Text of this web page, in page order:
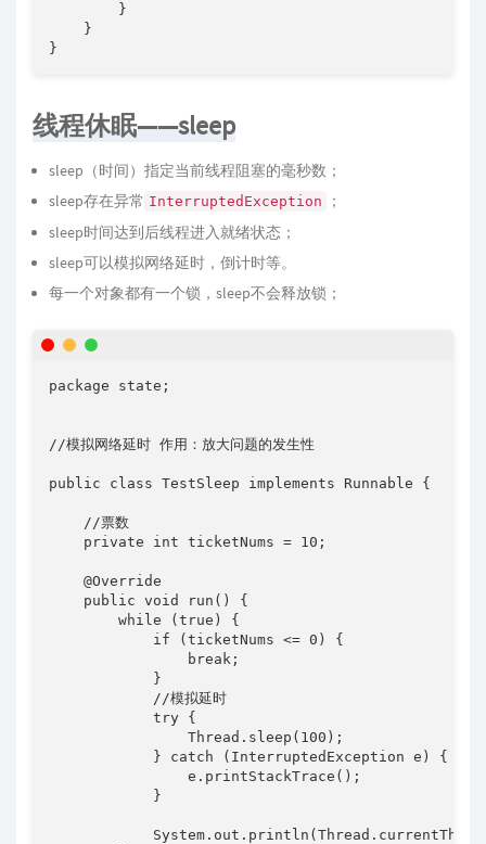
        }
    }
}
线程休眠——sleep
sleep（时间）指定当前线程阻塞的毫秒数；
sleep存在异常 InterruptedException
；
sleep时间达到后线程进入就绪状态；
sleep可以模拟网络延时，倒计时等。
每一个对象都有一个锁，sleep不会释放锁；
package state;
//模拟网络延时 作用：放大问题的发生性
public class TestSleep implements Runnable {
    //票数
    private int ticketNums = 10;
    @Override
    public void run() {
        while (true) {
            if (ticketNums <= 0) {
                break;
            }
            //模拟延时
            try {
                Thread.sleep(100);
            } catch (InterruptedException e) {
                e.printStackTrace();
            }